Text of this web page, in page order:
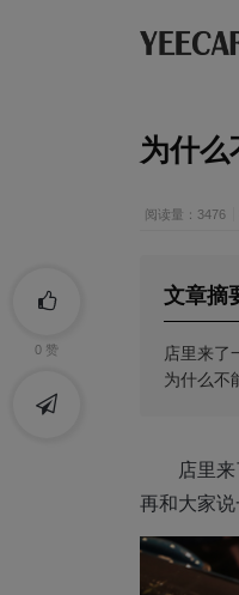
为什
阅读量：3476
文章摘
店里来了
为什么不
店里
再和大家说
0 赞